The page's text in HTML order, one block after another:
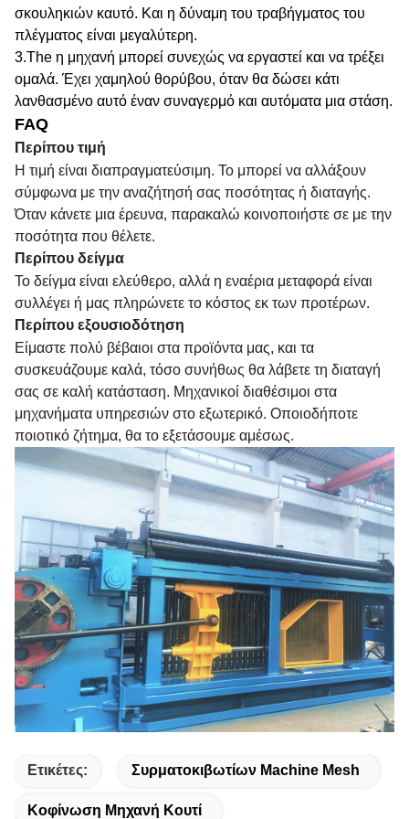
σκουληκιών καυτό. Και η δύναμη του τραβήγματος του
πλέγματος είναι μεγαλύτερη.
3.The η μηχανή μπορεί συνεχώς να εργαστεί και να τρέξει
ομαλά. Έχει χαμηλού θορύβου, όταν θα δώσει κάτι
λανθασμένο αυτό έναν συναγερμό και αυτόματα μια στάση.
FAQ
Περίπου τιμή
Η τιμή είναι διαπραγματεύσιμη. Το μπορεί να αλλάξουν
σύμφωνα με την αναζήτησή σας ποσότητας ή διαταγής.
Όταν κάνετε μια έρευνα, παρακαλώ κοινοποιήστε σε με την
ποσότητα που θέλετε.
Περίπου δείγμα
Το δείγμα είναι ελεύθερο, αλλά η εναέρια μεταφορά είναι
συλλέγει ή μας πληρώνετε το κόστος εκ των προτέρων.
Περίπου εξουσιοδότηση
Είμαστε πολύ βέβαιοι στα προϊόντα μας, και τα
συσκευάζουμε καλά, τόσο συνήθως θα λάβετε τη διαταγή
σας σε καλή κατάσταση. Μηχανικοί διαθέσιμοι στα
μηχανήματα υπηρεσιών στο εξωτερικό. Οποιοδήποτε
ποιοτικό ζήτημα, θα το εξετάσουμε αμέσως.
Ετικέτες: Συρματοκιβωτίων Machine Mesh
Κοφίνωση Μηχανή Κουτί